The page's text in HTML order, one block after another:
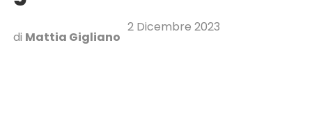
di Mattia Gigliano
2 Dicembre 2023